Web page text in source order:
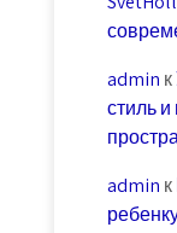
admin к
стиль
admin к